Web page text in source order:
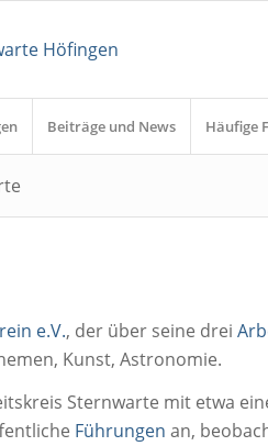
Beiträge und News Häufige
e.V., der über seine drei
Kunst, Astronomie.
Sternwarte mit etwa
Führungen an,